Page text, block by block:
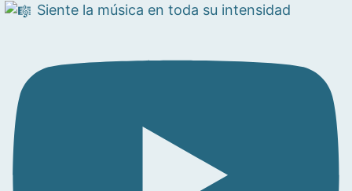
Siente la música en toda su intensidad